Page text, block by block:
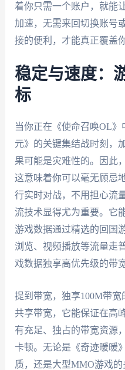
着你只需一个账户，就能
加速，无需来回切换账号
接的便利，才能真正覆盖
稳定与速度：
标
当你正在《使命召唤OL
元》的关键集结战时刻，
果可能是灾难性的。因此
这意味着你可以毫无顾忌
行实时对战，不用担心流
流技术显得尤为重要。它
游戏数据通过精选的回国
浏览、视频播放等流量走
戏数据独享高优先级的带
提到带宽，独享100M带
共享带宽，它能保证在高
有充足、独占的带宽资源
卡顿。无论是《奇迹暖暖
质，还是大型MMO游戏